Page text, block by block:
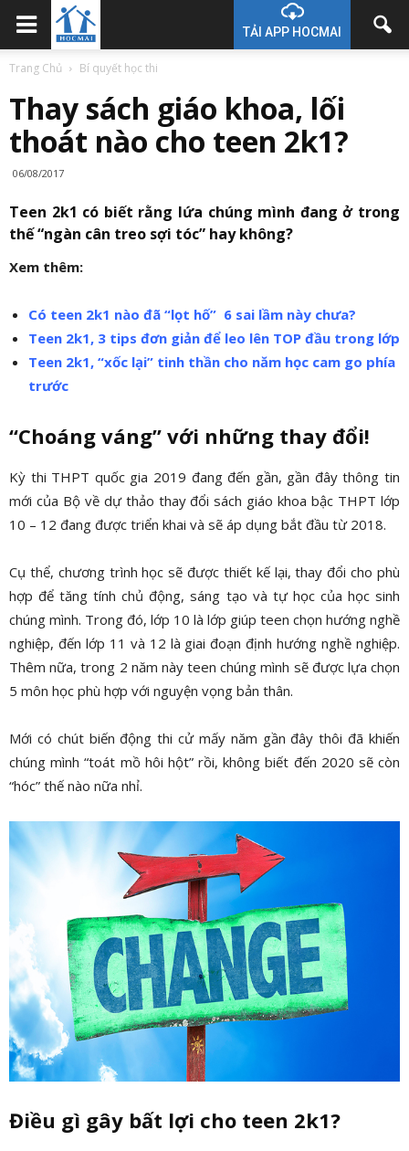
TẢI APP HOCMAI
Trang Chủ Bí quyết học thi
Thay sách giáo khoa, lối
thoát nào cho teen 2k1?
06/08/2017
Teen 2k1 có biết rằng lứa chúng mình đang ở trong
thế “ngàn cân treo sợi tóc” hay không?
Xem thêm:
Có teen 2k1 nào đã “lọt hố” 6 sai lầm này chưa?
Teen 2k1, 3 tips đơn giản để leo lên TOP đầu trong lớp
Teen 2k1, “xốc lại” tinh thần cho năm học cam go phía
trước
“Choáng váng” với những thay đổi!
Kỳ thi THPT quốc gia 2019 đang đến gần, gần đây thông tin
mới của Bộ về dự thảo thay đổi sách giáo khoa bậc THPT lớp
10 – 12 đang được triển khai và sẽ áp dụng bắt đầu từ 2018.
Cụ thể, chương trình học sẽ được thiết kế lại, thay đổi cho phù
hợp để tăng tính chủ động, sáng tạo và tự học của học sinh
chúng mình. Trong đó, lớp 10 là lớp giúp teen chọn hướng nghề
nghiệp, đến lớp 11 và 12 là giai đoạn định hướng nghề nghiệp.
Thêm nữa, trong 2 năm này teen chúng mình sẽ được lựa chọn
5 môn học phù hợp với nguyện vọng bản thân.
Mới có chút biến động thi cử mấy năm gần đây thôi đã khiến
chúng mình “toát mồ hôi hột” rồi, không biết đến 2020 sẽ còn
“hóc” thế nào nữa nhỉ.
Điều gì gây bất lợi cho teen 2k1?